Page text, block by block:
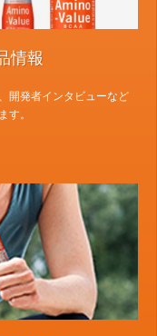
情報
開発者インタビューなど
す。